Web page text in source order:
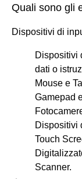
Quali sono gli
Dispositivi di
Dispositivi
dati o
Mouse e
Gamepad
Dispositivi
Touch
Scanner.